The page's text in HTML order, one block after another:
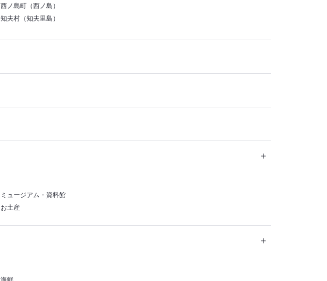
西ノ島町（西ノ島）
知夫村（知夫里島）
ミュージアム・資料館
お土産